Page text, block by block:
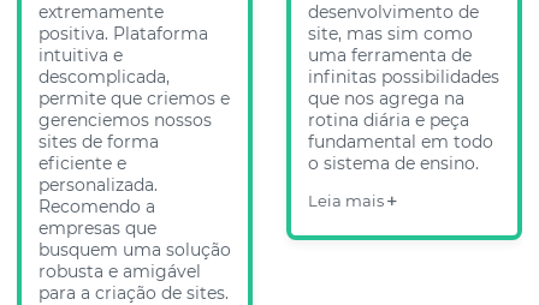
extremamente
positiva. Plataforma
intuitiva e
descomplicada,
permite que criemos e
gerenciemos nossos
sites de forma
eficiente e
personalizada.
Recomendo a
empresas que
busquem uma solução
robusta e amigável
para a criação de sites.
desenvolvimento de
site, mas sim como
uma ferramenta de
infinitas possibilidades
que nos agrega na
rotina diária e peça
fundamental em todo
o sistema de ensino.
Leia mais